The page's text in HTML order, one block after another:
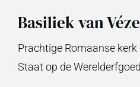
Basiliek van
Prachtige Romaanse kerk
Staat op de